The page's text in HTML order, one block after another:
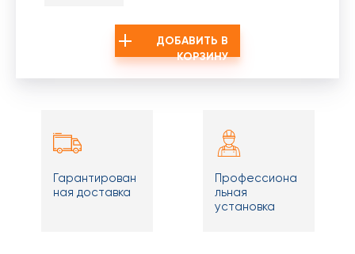
ДОБАВИТЬ В
КОРЗИНУ
Гарантирован
ная доставка
Профессиона
льная
установка